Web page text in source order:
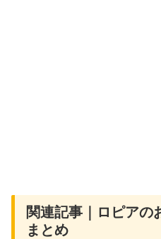
関連記事｜ロピアの
まとめ